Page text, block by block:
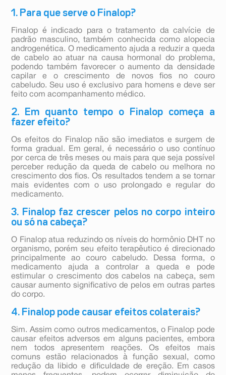
1. Para que serve o Finalop?
Finalop é indicado para o tratamento da calvície de
padrão masculino, também conhecida como alopecia
androgenética. O medicamento ajuda a reduzir a queda
de cabelo ao atuar na causa hormonal do problema,
podendo também favorecer o aumento da densidade
capilar e o crescimento de novos fios no couro
cabeludo. Seu uso é exclusivo para homens e deve ser
feito com acompanhamento médico.
2. Em quanto tempo o Finalop começa a
fazer efeito?
Os efeitos do Finalop não são imediatos e surgem de
forma gradual. Em geral, é necessário o uso contínuo
por cerca de três meses ou mais para que seja possível
perceber redução da queda de cabelo ou melhora no
crescimento dos fios. Os resultados tendem a se tornar
mais evidentes com o uso prolongado e regular do
medicamento.
3. Finalop faz crescer pelos no corpo inteiro
ou só na cabeça?
O Finalop atua reduzindo os níveis do hormônio DHT no
organismo, porém seu efeito terapêutico é direcionado
principalmente ao couro cabeludo. Dessa forma, o
medicamento ajuda a controlar a queda e pode
estimular o crescimento dos cabelos na cabeça, sem
causar aumento significativo de pelos em outras partes
do corpo.
4. Finalop pode causar efeitos colaterais?
Sim. Assim como outros medicamentos, o Finalop pode
causar efeitos adversos em alguns pacientes, embora
nem todos apresentem reações. Os efeitos mais
comuns estão relacionados à função sexual, como
redução da libido e dificuldade de ereção. Em casos